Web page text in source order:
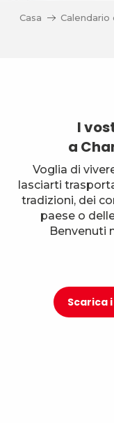
Casa
I
a
Voglia di
lasciarti
tradizioni, dei
paese o
Benvenuti
Scarica